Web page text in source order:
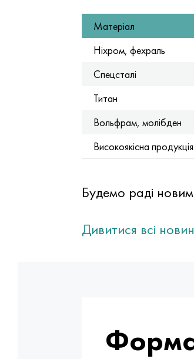
Матеріал
Ніхром, фехраль
Спецсталі
Титан
Вольфрам, молібден
Високоякісна продукція
Будемо раді
Дивитися всі
Форма